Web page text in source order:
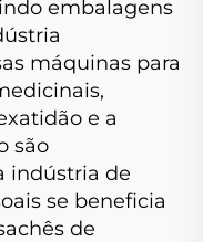
embalagens
máquinas para
e a
são
indústria de
se beneficia
de